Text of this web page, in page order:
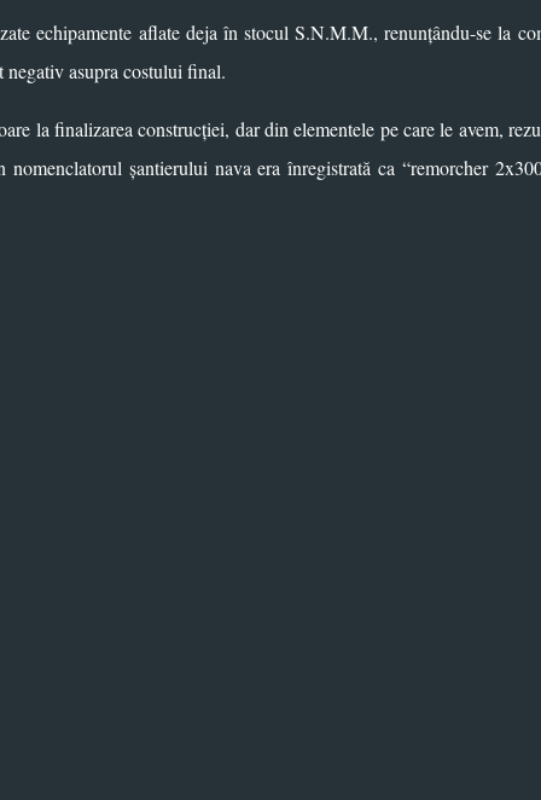
echipamente aflate deja în stocul S.N.M.M., renunțându-se la
asupra costului final.
la finalizarea construcției, dar din elementele pe care le avem,
nomenclatorul șantierului nava era înregistrată ca “remorcher